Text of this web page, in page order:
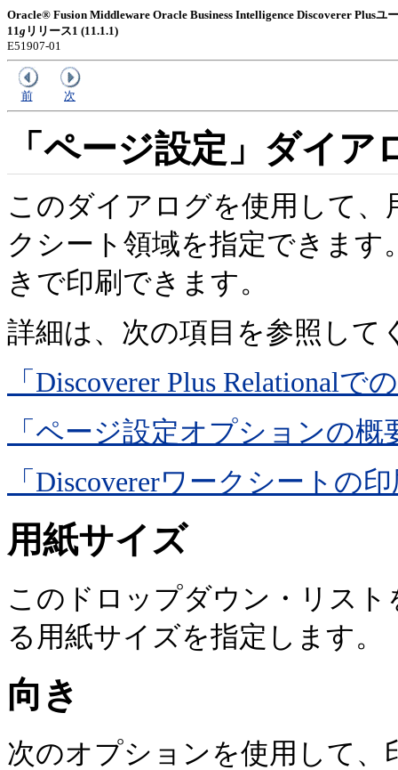
Oracle® Fusion Middleware Oracle Business Intelligence Discoverer Plusユ
11g リリース1 (11.1.1)
E51907-01
前 次
「ページ設定」ダイ
このダイアログを使用して
クシート領域を指定できま
きで印刷できます。
詳細は、次の項目を参照して
「Discoverer Plus Relationalで
「ページ設定オプションの概
「Discovererワークシートの
用紙サイズ
このドロップダウン・リス
る用紙サイズを指定します。
向き
次のオプションを使用して